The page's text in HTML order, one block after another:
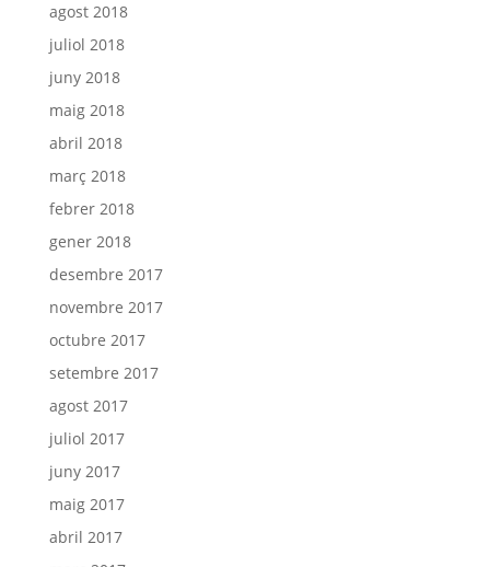
agost 2018
juliol 2018
juny 2018
maig 2018
abril 2018
març 2018
febrer 2018
gener 2018
desembre 2017
novembre 2017
octubre 2017
setembre 2017
agost 2017
juliol 2017
juny 2017
maig 2017
abril 2017